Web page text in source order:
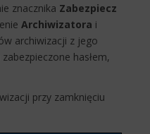
znacznika Zabezpiecz
Archiwizatora i
archiwizacji z jego
hasłem,
przy zamknięciu